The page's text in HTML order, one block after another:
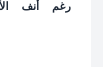
رغم أنف